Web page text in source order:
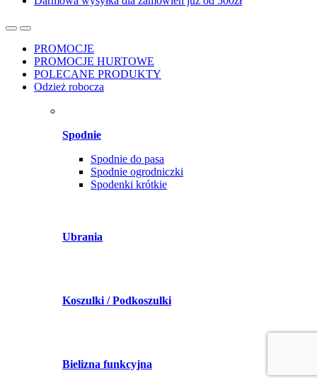
PROMOCJE
PROMOCJE HURTOWE
POLECANE PRODUKTY
Odzież robocza
Spodnie
Spodnie do pasa
Spodnie ogrodniczki
Spodenki krótkie
Ubrania
Koszulki / Podkoszulki
Bielizna funkcyjna